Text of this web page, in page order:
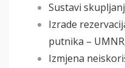
Sustavi
Izrade
putnika –
Izmjena